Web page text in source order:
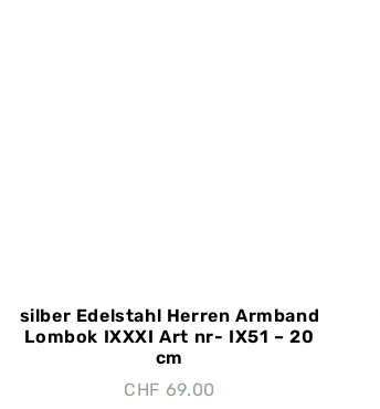
silber Edelstahl Herren Armband
Lombok IXXXI Art nr- IX51 – 20
cm
CHF 69.00